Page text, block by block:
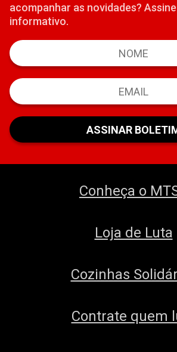
acompanhar as novidades?
informativo.
Conheça o
Loja de Luta
Cozinhas
Contrate quem